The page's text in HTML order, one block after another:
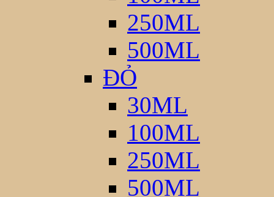
250ML
500ML
ĐỎ
30ML
100ML
250ML
500ML